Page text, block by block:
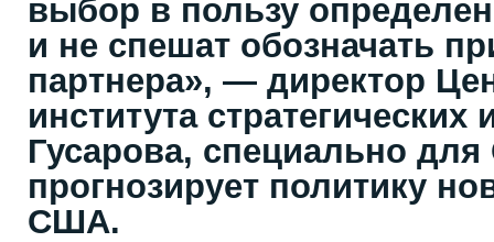
выбор в пользу
и не спешат обозначать
партнера», — директор
института
Гусарова, специально для
прогнозирует политику
США.